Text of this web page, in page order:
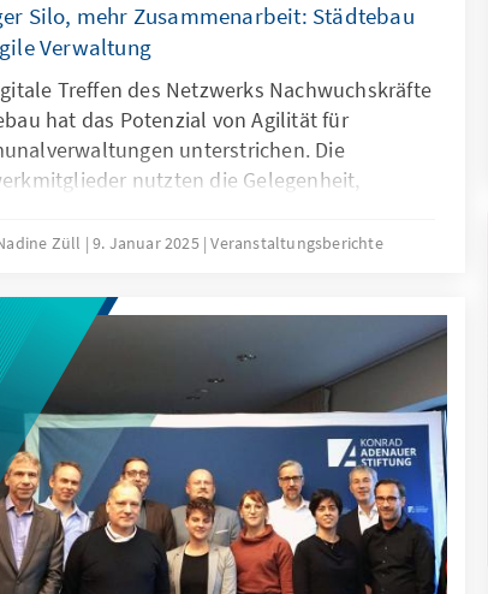
Silo, mehr Zusammenarbeit: Städtebau
Verwaltung
Treffen des Netzwerks Nachwuchskräfte
hat das Potenzial von Agilität für
unterstrichen. Die
nutzten die Gelegenheit,
und tauschten sich aus, wie Verwaltungen
können.
Züll 9. Januar 2025 Veranstaltungsberichte